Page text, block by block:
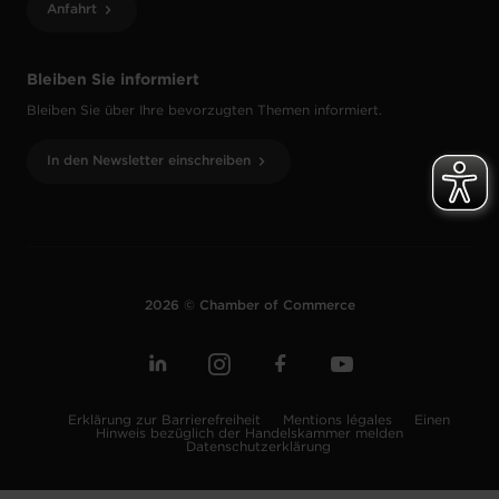
Bleiben Sie informiert
Bleiben Sie über Ihre bevorzugten Themen informiert.
In den Newsletter einschreiben
Anfahrt
2026 © Chamber of Commerce
Erklärung zur Barrierefreiheit Mentions légales
Einen
Hinweis bezüglich der Handelskammer melden
Datenschutzerklärung